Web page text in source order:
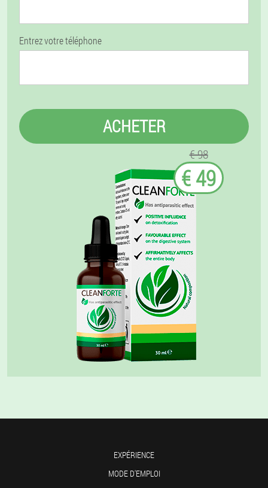
Entrez votre téléphone
ACHETER
€ 98
€ 49
EXPÉRIENCE
MODE D'EMPLOI